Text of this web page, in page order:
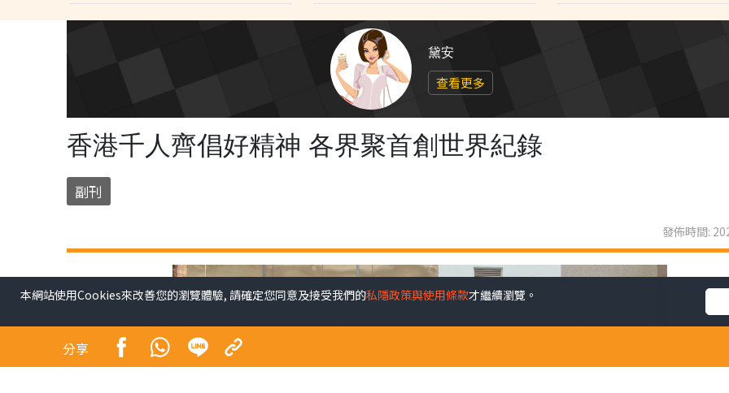
黛安
查看更多
香港千人齊倡好精神 各界聚首創世界紀錄
副刊
發佈時間:
分享
本網站使用Cookies來改善您的瀏覽體驗, 請確定您同意及接受我們的私隱政策與使用條款才繼續瀏覽。